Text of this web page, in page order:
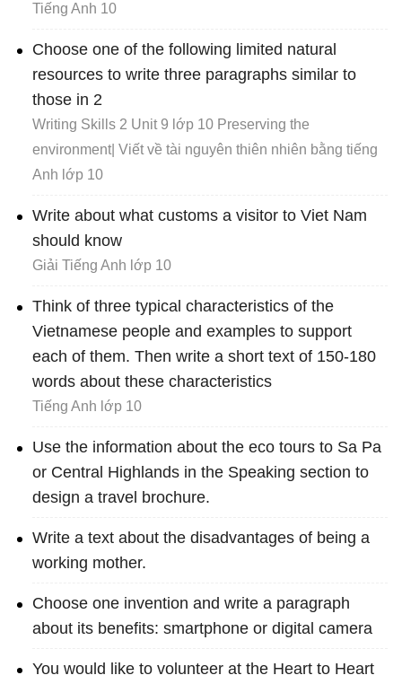
Tiếng Anh 10
Choose one of the following limited natural
resources to write three paragraphs similar to
those in 2
Writing Skills 2 Unit 9 lớp 10 Preserving the
environment| Viết về tài nguyên thiên nhiên bằng tiếng
Anh lớp 10
Write about what customs a visitor to Viet Nam
should know
Giải Tiếng Anh lớp 10
Think of three typical characteristics of the
Vietnamese people and examples to support
each of them. Then write a short text of 150-180
words about these characteristics
Tiếng Anh lớp 10
Use the information about the eco tours to Sa Pa
or Central Highlands in the Speaking section to
design a travel brochure.
Write a text about the disadvantages of being a
working mother.
Choose one invention and write a paragraph
about its benefits: smartphone or digital camera
You would like to volunteer at the Heart to Heart